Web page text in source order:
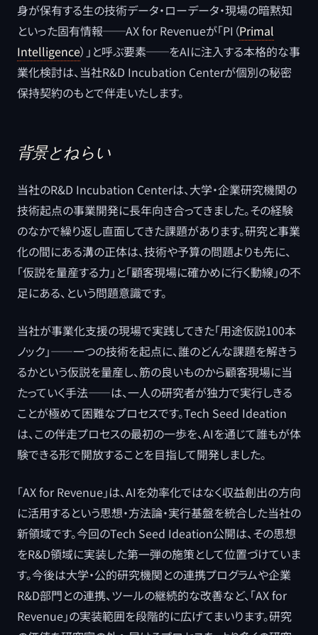
身が保有する生の技術データ・ローデータ・現場の暗黙知
といった固有情報──AX for Revenueが「PI（Primal
Intelligence）」と呼ぶ要素──をAIに注入する本格的な事
業化検討は、当社R&D Incubation Centerが個別の秘密
保持契約のもとで伴走いたします。
背景とねらい
当社のR&D Incubation Centerは、大学・企業研究機関の
技術起点の事業開発に長年向き合ってきました。その経験
のなかで繰り返し直面してきた課題があります。研究と事業
化の間にある溝の正体は、技術や予算の問題よりも先に、
「仮説を量産する力」と「顧客現場に確かめに行く動線」の不
足にある、という問題意識です。
当社が事業化支援の現場で実践してきた「用途仮説100本
ノック」——一つの技術を起点に、誰のどんな課題を解きう
るかという仮説を量産し、筋の良いものから顧客現場に当
たっていく手法——は、一人の研究者が独力で実行しきる
ことが極めて困難なプロセスです。Tech Seed Ideation
は、この伴走プロセスの最初の一歩を、AIを通じて誰もが体
験できる形で開放することを目指して開発しました。
「AX for Revenue」は、AIを効率化ではなく収益創出の方向
に活用するという思想・方法論・実行基盤を統合した当社の
新領域です。今回のTech Seed Ideation公開は、その思想
をR&D領域に実装した第一弾の施策として位置づけていま
す。今後は大学・公的研究機関との連携プログラムや企業
R&D部門との連携、ツールの継続的な改善など、「AX for
Revenue」の実装範囲を段階的に広げてまいります。研究